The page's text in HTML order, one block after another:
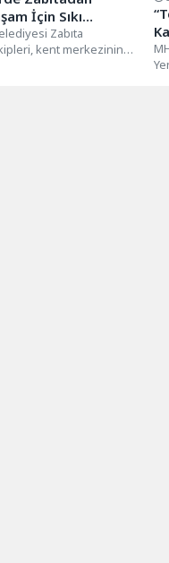
İçin Sıkı
Zabıta
kent merkezinin